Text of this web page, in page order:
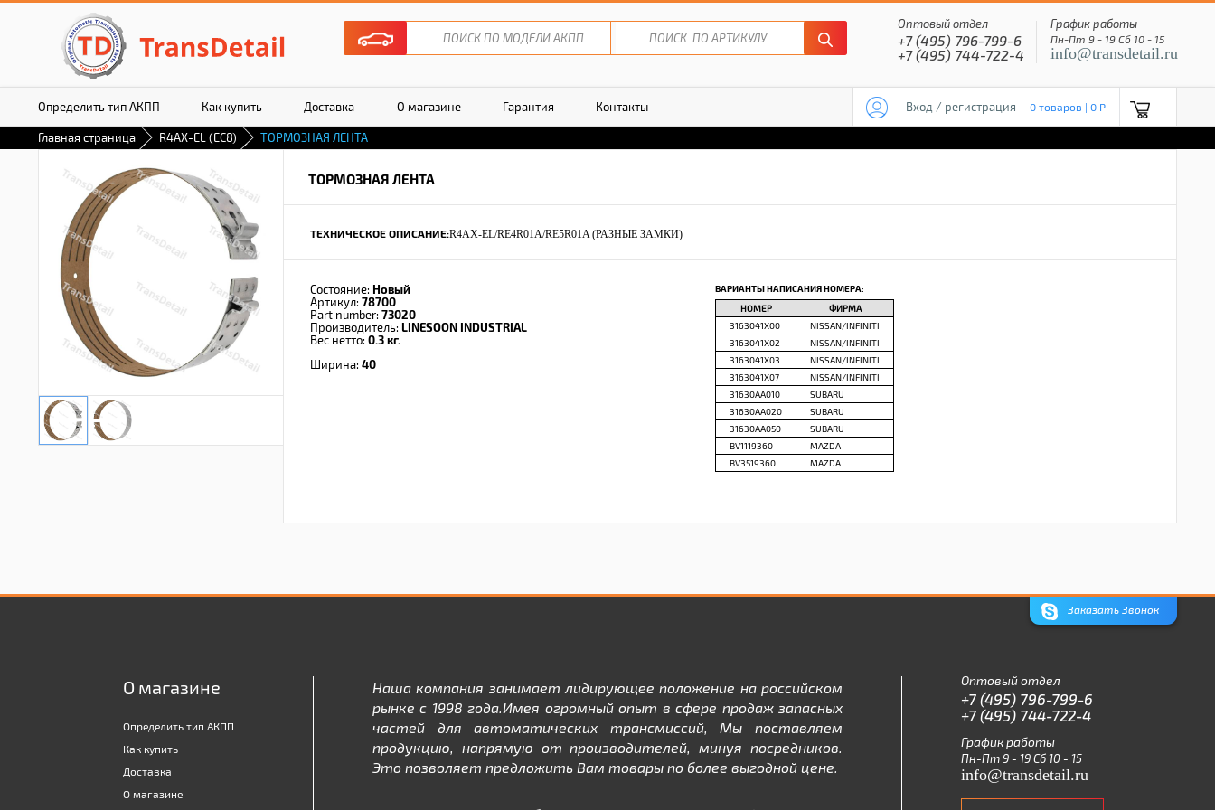
Оптовый отдел
+7 (495) 796-799-6
+7 (495) 744-722-4
График работы
Пн-Пт 9 - 19 Сб 10 - 15
info@transdetail.ru
Определить тип АКПП Как купить Доставка О магазине Гарантия Контакты Вход / регистрация 0 товаров | 0 P
Главная страница R4AX-EL (EC8) ТОРМОЗНАЯ ЛЕНТА
ТОРМОЗНАЯ ЛЕНТА
ТЕХНИЧЕСКОЕ ОПИСАНИЕ:R4AX-EL/RE4R01A/RE5R01A (РАЗНЫЕ ЗАМКИ)
Состояние: Новый
Артикул: 78700
Part number: 73020
Производитель: LINESOON INDUSTRIAL
Вес нетто: 0.3 кг.
Ширина: 40
ВАРИАНТЫ НАПИСАНИЯ НОМЕРА:
НОМЕР
ФИРМА
3163041X00
NISSAN/INFINITI
3163041X02
NISSAN/INFINITI
3163041X03
NISSAN/INFINITI
3163041X07
NISSAN/INFINITI
31630AA010
SUBARU
31630AA020
SUBARU
31630AA050
SUBARU
BV1119360
MAZDA
BV3519360
MAZDA
Заказать Звонок
О магазине
Определить тип АКПП
Как купить
Доставка
О магазине
Наша компания занимает лидирующее положение на российском
рынке с 1998 года.Имея огромный опыт в сфере продаж запасных
частей для автоматических трансмиссий, Мы поставляем
продукцию, напрямую от производителей, минуя посредников.
Это позволяет предложить Вам товары по более выгодной цене.
Оптовый отдел
+7 (495) 796-799-6
+7 (495) 744-722-4
График работы
Пн-Пт 9 - 19 Сб 10 - 15
info@transdetail.ru